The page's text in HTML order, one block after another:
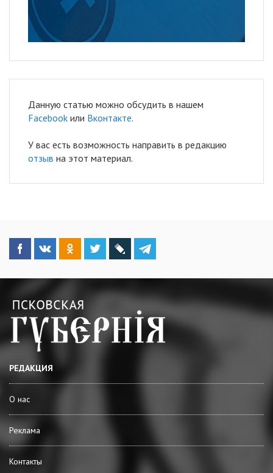
Данную статью можно обсудить в нашем
Facebook или Вконтакте.
У вас есть возможность направить в редакцию
отзыв на этот материал.
РЕДАКЦИЯ
О нас
Реклама
Контакты